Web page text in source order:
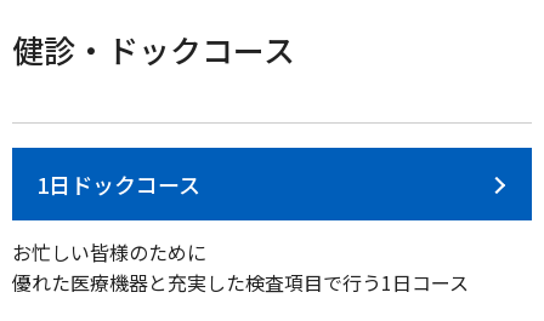
へ
健診・ドックコース
1日ドックコース
お忙しい皆様のために
優れた医療機器と充実した検査項目で行う1日コース